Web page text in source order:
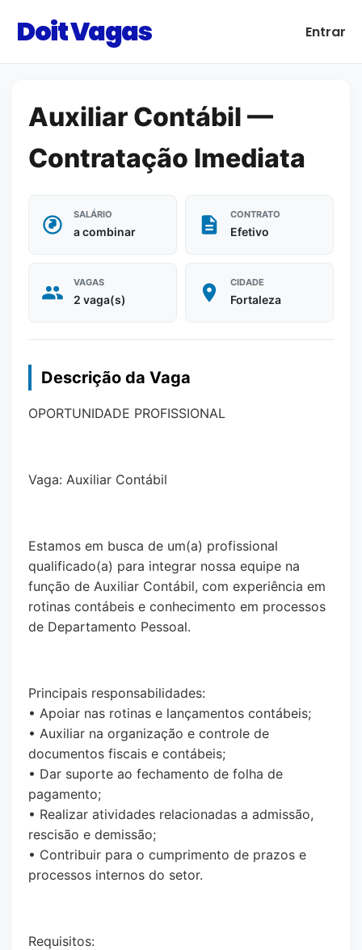
Doit Vagas Entrar
Auxiliar Contábil —
Contratação Imediata
SALÁRIO
a combinar
CONTRATO
Efetivo
VAGAS
2 vaga(s)
CIDADE
Fortaleza
Descrição da Vaga
OPORTUNIDADE PROFISSIONAL
Vaga: Auxiliar Contábil
Estamos em busca de um(a) profissional
qualificado(a) para integrar nossa equipe na
função de Auxiliar Contábil, com experiência em
rotinas contábeis e conhecimento em processos
de Departamento Pessoal.
Principais responsabilidades:
• Apoiar nas rotinas e lançamentos contábeis;
• Auxiliar na organização e controle de
documentos fiscais e contábeis;
• Dar suporte ao fechamento de folha de
pagamento;
• Realizar atividades relacionadas a admissão,
rescisão e demissão;
• Contribuir para o cumprimento de prazos e
processos internos do setor.
Requisitos: